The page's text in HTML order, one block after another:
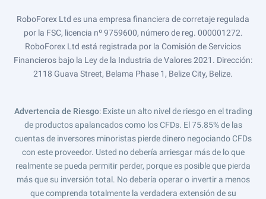
RoboForex Ltd es una empresa financiera de corretaje regulada
por la FSC, licencia nº 9759600, número de reg. 000001272.
RoboForex Ltd está registrada por la Comisión de Servicios
Financieros bajo la Ley de la Industria de Valores 2021. Dirección:
2118 Guava Street, Belama Phase 1, Belize City, Belize.
Advertencia de Riesgo: Existe un alto nivel de riesgo en el trading
de productos apalancados como los CFDs. El 75.85% de las
cuentas de inversores minoristas pierde dinero negociando CFDs
con este proveedor. Usted no debería arriesgar más de lo que
realmente se pueda permitir perder, porque es posible que pierda
más que su inversión total. No debería operar o invertir a menos
que comprenda totalmente la verdadera extensión de su